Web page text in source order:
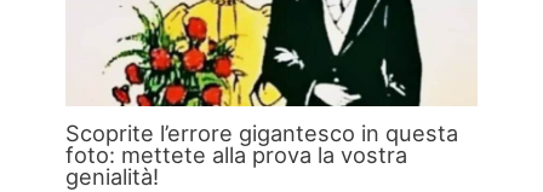
Scoprite l’errore gigantesco in questa
foto: mettete alla prova la vostra
genialità!